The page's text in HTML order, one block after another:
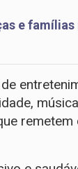
e famílias
remetem